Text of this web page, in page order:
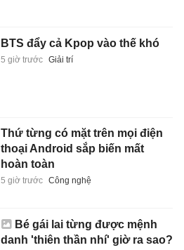
BTS đẩy cả Kpop vào thế khó
5 giờ trước Giải trí
Thứ từng có mặt trên mọi điện
thoại Android sắp biến mất
hoàn toàn
5 giờ trước Công nghệ
Bé gái lai từng được mệnh
danh 'thiên thần nhí' giờ ra sao?